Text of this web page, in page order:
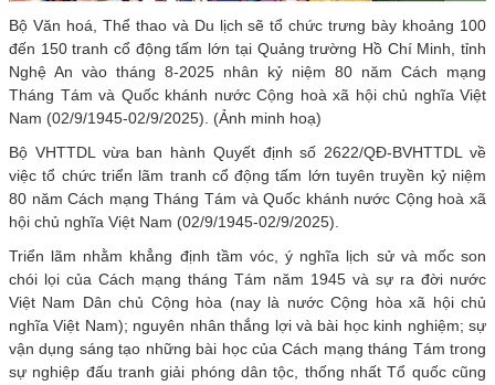
Bộ Văn hoá, Thể thao và Du lịch sẽ tổ chức trưng bày khoảng 100
đến 150 tranh cổ động tấm lớn tại Quảng trường Hồ Chí Minh, tỉnh
Nghệ An vào tháng 8-2025 nhân kỷ niệm 80 năm Cách mạng
Tháng Tám và Quốc khánh nước Cộng hoà xã hội chủ nghĩa Việt
Nam (02/9/1945-02/9/2025). (Ảnh minh hoạ)
Bộ VHTTDL vừa ban hành Quyết định số 2622/QĐ-BVHTTDL về
việc tổ chức triển lãm tranh cổ động tấm lớn tuyên truyền kỷ niệm
80 năm Cách mạng Tháng Tám và Quốc khánh nước Cộng hoà xã
hội chủ nghĩa Việt Nam (02/9/1945-02/9/2025).
Triển lãm nhằm khẳng định tầm vóc, ý nghĩa lịch sử và mốc son
chói lọi của Cách mạng tháng Tám năm 1945 và sự ra đời nước
Việt Nam Dân chủ Cộng hòa (nay là nước Cộng hòa xã hội chủ
nghĩa Việt Nam); nguyên nhân thắng lợi và bài học kinh nghiệm; sự
vận dụng sáng tạo những bài học của Cách mạng tháng Tám trong
sự nghiệp đấu tranh giải phóng dân tộc, thống nhất Tổ quốc cũng